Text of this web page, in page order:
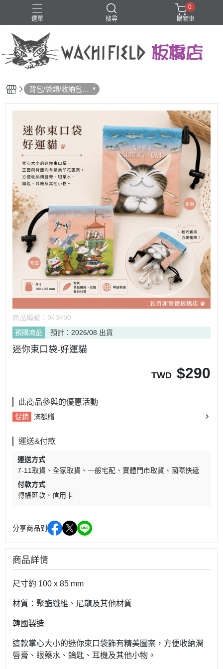
選單 搜尋
鑰匙圈
0
購物車
背包/袋類/收納包/
化妝包
商品編號： 943490
預購商品
預計：2026/08 出貨
迷你束口袋-好運貓
TWD $290
此商品參與的優惠活動
促銷 滿額贈
運送&付款
運送方式
7-11取貨
全家取貨 一般宅配 實體門市取貨
國際快遞
付款方式
轉帳匯款
信用卡
分享商品到
商品詳情
尺寸約 100 x 85 mm
材質：聚酯纖維、尼龍及其他材質
韓國製造
這款掌心大小的迷你束口袋飾有精美圖案，方便收納潤
唇膏、眼藥水、鑰匙、耳機及其他小物。